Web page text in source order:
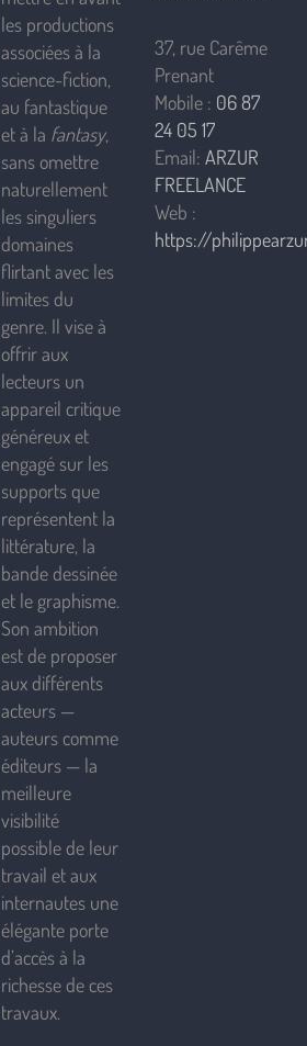
les productions
associées à la
science-fiction,
au fantastique
et à la fantasy,
sans omettre
naturellement
les singuliers
domaines
flirtant avec les
limites du
genre. Il vise à
offrir aux
lecteurs un
appareil critique
généreux et
engagé sur les
supports que
représentent la
littérature, la
bande dessinée
et le graphisme.
Son ambition
est de proposer
aux différents
acteurs —
auteurs comme
éditeurs — la
meilleure
visibilité
possible de leur
travail et aux
internautes une
élégante porte
d’accès à la
richesse de ces
travaux.
37, rue Carême
Prenant
Mobile : 06 87
24 05 17
Email: ARZUR
FREELANCE
Web :
https://